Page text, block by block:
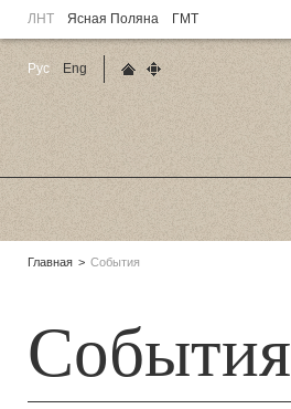
ЛНТ Ясная Поляна ГМТ
Родительские
Главная События
События
Рус
Eng